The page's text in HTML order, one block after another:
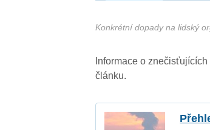
Konkrétní dopady na lidský
Informace o
článku.